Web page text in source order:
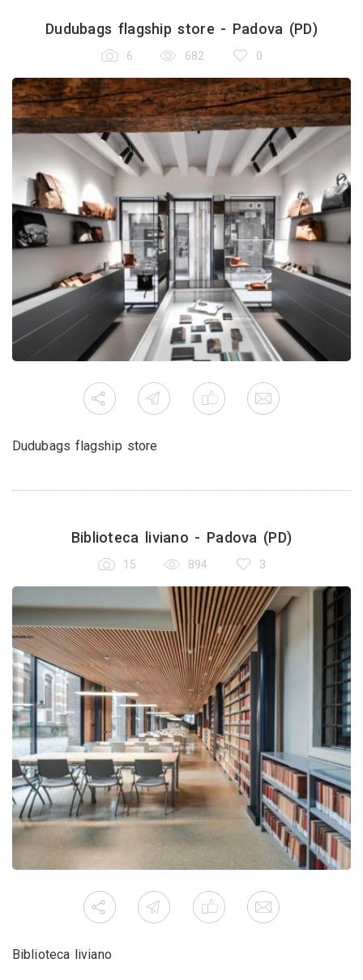
Dudubags flagship store - Padova (PD)
6 682 0
Dudubags flagship store
Biblioteca liviano - Padova (PD)
15 894 3
Biblioteca liviano